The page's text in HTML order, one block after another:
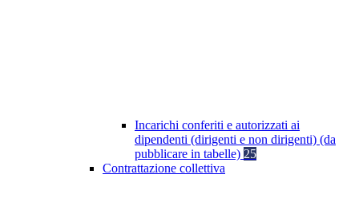
Incarichi conferiti e autorizzati ai
dipendenti (dirigenti e non dirigenti) (da
pubblicare in tabelle) 25
Contrattazione collettiva